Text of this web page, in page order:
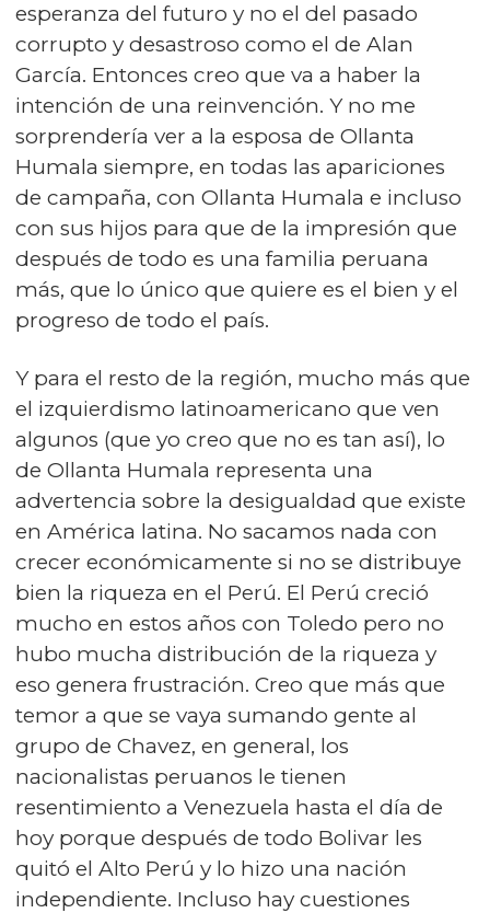
esperanza del futuro y no el del pasado
corrupto y desastroso como el de Alan
García. Entonces creo que va a haber la
intención de una reinvención. Y no me
sorprendería ver a la esposa de Ollanta
Humala siempre, en todas las apariciones
de campaña, con Ollanta Humala e incluso
con sus hijos para que de la impresión que
después de todo es una familia peruana
más, que lo único que quiere es el bien y el
progreso de todo el país.
Y para el resto de la región, mucho más que
el izquierdismo latinoamericano que ven
algunos (que yo creo que no es tan así), lo
de Ollanta Humala representa una
advertencia sobre la desigualdad que existe
en América latina. No sacamos nada con
crecer económicamente si no se distribuye
bien la riqueza en el Perú. El Perú creció
mucho en estos años con Toledo pero no
hubo mucha distribución de la riqueza y
eso genera frustración. Creo que más que
temor a que se vaya sumando gente al
grupo de Chavez, en general, los
nacionalistas peruanos le tienen
resentimiento a Venezuela hasta el día de
hoy porque después de todo Bolivar les
quitó el Alto Perú y lo hizo una nación
independiente. Incluso hay cuestiones